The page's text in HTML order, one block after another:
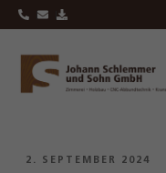
AUTOR:
2. SEPTEMBER 2024